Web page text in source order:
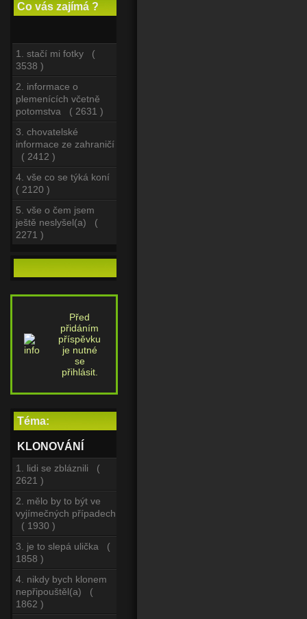
Co vás zajímá ?
1. stačí mi fotky (
3538 )
2. informace o
plemenících včetně
potomstva ( 2631 )
3. chovatelské
informace ze zahraničí
( 2412 )
4. vše co se týká koní
( 2120 )
5. vše o čem jsem
ještě neslyšel(a) (
2271 )
Před
přidáním
příspěvku
je nutné
se
přihlásit.
Téma:
KLONOVÁNÍ
1. lidi se zbláznili (
2621 )
2. mělo by to být ve
vyjímečných případech
( 1930 )
3. je to slepá ulička (
1858 )
4. nikdy bych klonem
nepřipouštěl(a) (
1862 )